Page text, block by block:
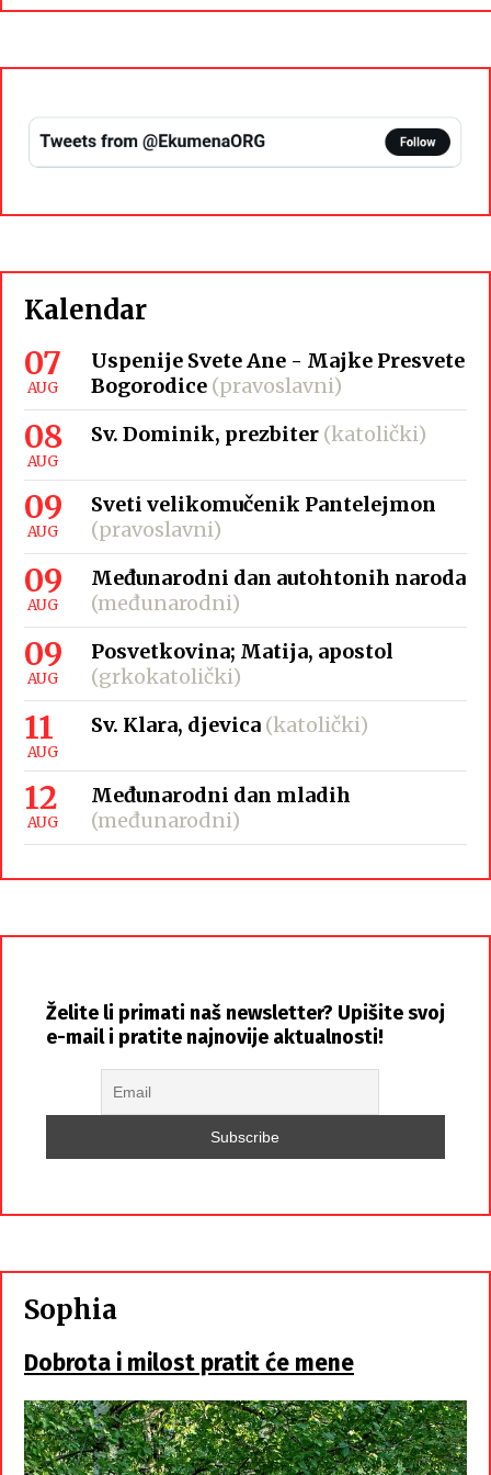
Kalendar
07
AUG
Uspenije Svete Ane - Majke Presvete
Bogorodice (pravoslavni)
08
AUG
Sv. Dominik, prezbiter (katolički)
09
AUG
Sveti velikomučenik Pantelejmon
(pravoslavni)
09
AUG
Međunarodni dan autohtonih naroda
(međunarodni)
09
AUG
Posvetkovina; Matija, apostol
(grkokatolički)
11
AUG
Sv. Klara, djevica (katolički)
12
AUG
Međunarodni dan mladih
(međunarodni)
Želite li primati naš newsletter? Upišite svoj
e-mail i pratite najnovije aktualnosti!
Sophia
Dobrota i milost pratit će mene